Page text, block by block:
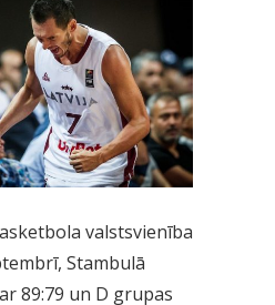
valstsvienība
Stambulā
89:79 un D grupas